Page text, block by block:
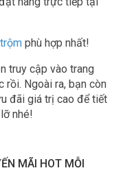
phù hợp nhất!
truy cập vào trang
rồi. Ngoài ra, bạn còn
đãi giá trị cao để tiết
nhé!
MÃI HOT MỖI